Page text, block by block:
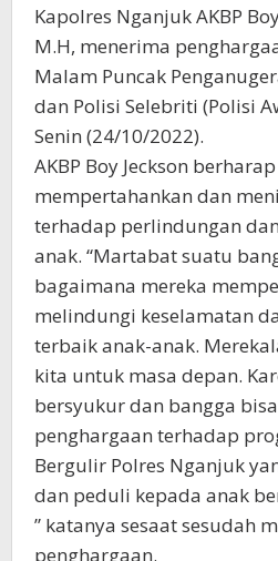
Kapolres Nganjuk AKBP Boy
M.H, menerima
Malam Puncak
dan Polisi Selebriti (Polisi
Senin (24/10/2022).
AKBP Boy Jeckson
mempertahankan dan
terhadap perlindungan
anak. “Martabat suatu
bagaimana mereka
melindungi keselamatan
terbaik anak-anak.
kita untuk masa depan.
bersyukur dan bangga
penghargaan terhadap
Bergulir Polres Nganjuk
dan peduli kepada anak
” katanya sesaat sesudah
penghargaan.